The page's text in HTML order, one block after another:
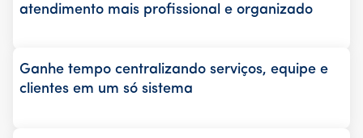
atendimento mais profissional e organizado
Ganhe tempo centralizando serviços, equipe e
clientes em um só sistema